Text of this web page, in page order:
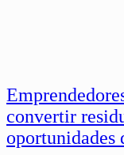
convertir
oportunidades